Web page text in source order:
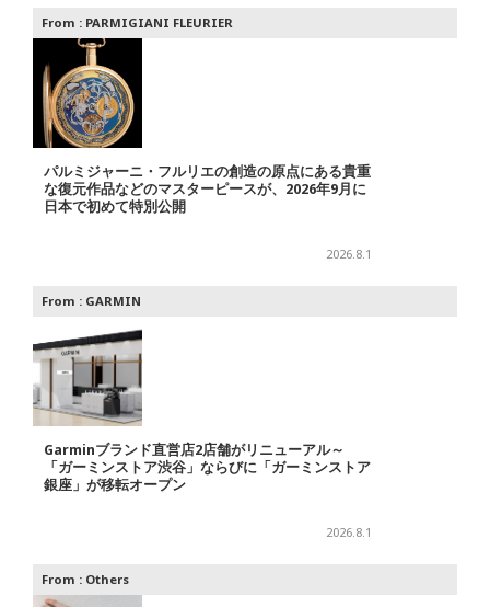
From : PARMIGIANI FLEURIER
パルミジャーニ・フルリエの創造の原点にある貴重
な復元作品などのマスターピースが、2026年9月に
日本で初めて特別公開
2026.8.1
From : GARMIN
Garminブランド直営店2店舗がリニューアル～
「ガーミンストア渋谷」ならびに「ガーミンストア
銀座」が移転オープン
2026.8.1
From : Others